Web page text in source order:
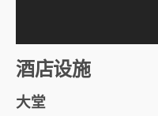
酒店设施
大堂